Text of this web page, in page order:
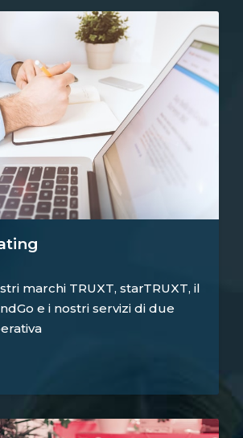
marchi TRUXT, starTRUXT, il
e i nostri servizi di due